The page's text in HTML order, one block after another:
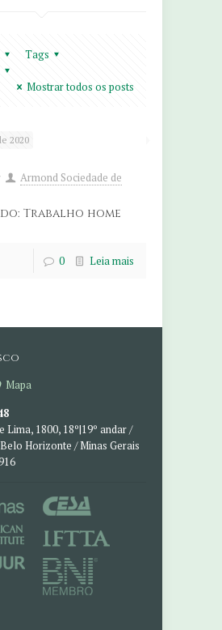
Tags
Mostrar todos os posts
2020
Armond Sociedade de
Trabalho home
0 Leia mais
Mapa
Lima, 1800, 18º|19º andar /
Horizonte / Minas Gerais